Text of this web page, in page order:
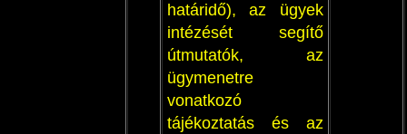
határidő), az ügyek
intézését segítő
útmutatók, az
ügymenetre
vonatkozó
tájékoztatás és az